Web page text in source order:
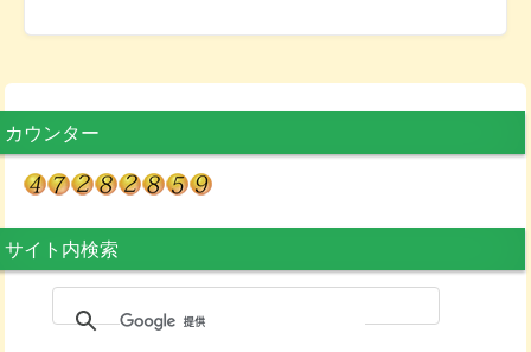
カウンター
サイト内検索